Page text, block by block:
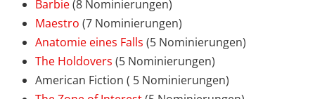
Barbie(8 Nominierungen)
Maestro (7 Nominierungen)
Anatomie eines Falls (5 Nominierungen)
The Holdovers (5 Nominierungen)
American Fiction ( 5 Nominierungen)